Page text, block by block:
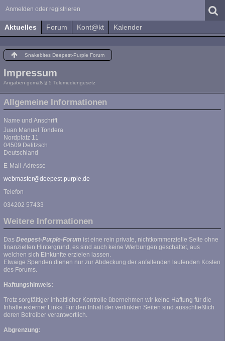
Anmelden oder registrieren
Aktuelles Forum Kont@kt Kalender
Snakebites Deepest-Purple Forum
Impressum
Angaben gemäß § 5 Telemediengesetz
Allgemeine Informationen
Name und Anschrift
Juan Manuel Tondera
Nordplatz 11
04509 Delitzsch
Deutschland
E-Mail-Adresse
webmaster@deepest-purple.de
Telefon
034202 57433
Weitere Informationen
Das Deepest-Purple-Forum ist eine rein private, nichtkommerzielle Seite ohne
finanziellen Hintergrund, es sind auch keine Werbungen geschaltet, aus
welchen sich Einkünfte erzielen lassen.
Etwaige Spenden dienen nur zur Abdeckung der anfallenden laufenden Kosten
des Forums.
Haftungshinweis:
Trotz sorgfältiger inhaltlicher Kontrolle übernehmen wir keine Haftung für die
Inhalte externer Links. Für den Inhalt der verlinkten Seiten sind ausschließlich
deren Betreiber verantwortlich.
Abgrenzung: